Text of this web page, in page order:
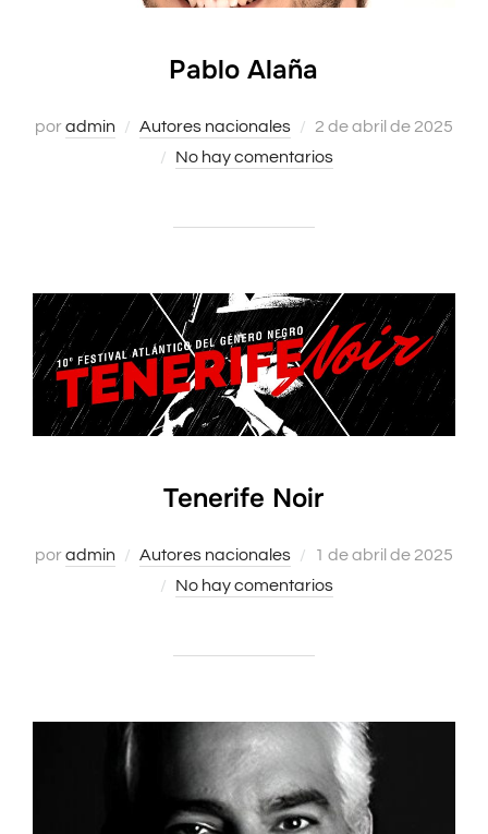
Pablo Alaña
poradmin Autores nacionales
Publicado
el
2 de abril de 2025
No hay comentarios
Tenerife Noir
poradmin Autores nacionales
Publicado
el
1 de abril de 2025
No hay comentarios